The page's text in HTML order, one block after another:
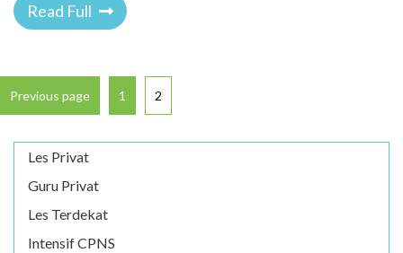
Read Full
Previous page 1 2
Les Privat
Guru Privat
Les Terdekat
Intensif CPNS